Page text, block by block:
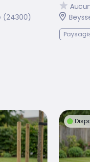
(24300)